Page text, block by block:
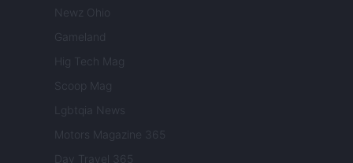
Newz Ohio
Gameland
Hig Tech Mag
Scoop Mag
Lgbtqia News
Motors Magazine 365
Day Travel 365